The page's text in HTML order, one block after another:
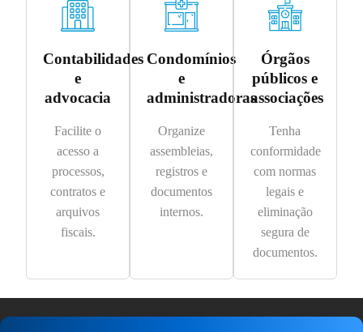
Contabilidades
e
advocacia
Facilite o
acesso a
processos,
contratos e
arquivos
fiscais.
Condomínios
e
administradoras
Organize
assembleias,
registros e
documentos
internos.
Órgãos
públicos e
associações
Tenha
conformidade
com normas
legais e
eliminação
segura de
documentos.